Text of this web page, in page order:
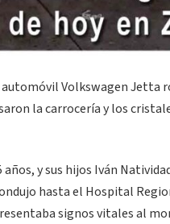
Volkswagen Jetta
la carrocería y los
y sus hijos Iván
hasta el Hospital
signos vitales al